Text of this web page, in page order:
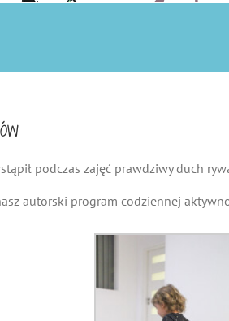
podczas zajęć prawdziwy duch
autorski program codziennej